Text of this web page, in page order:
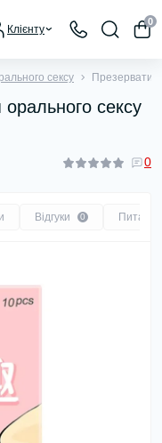
Клієнту
0
сексу
сексу
0
Відгуки 0 Питання